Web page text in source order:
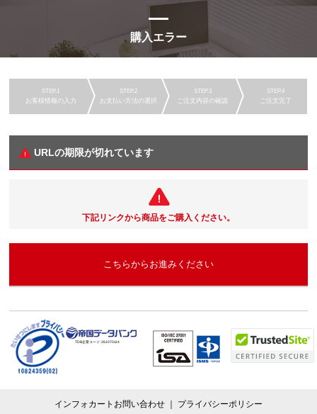
購入エラー
お客様情報の入力 お支払い方法の選択 ご注文内容の確認 ご注文完了
URLの期限が切れています
下記リンクから商品をご購入ください。
こちらからお進みください
TDB企業コード:261070114
インフォカートお問い合わせ
プライバシーポリシー